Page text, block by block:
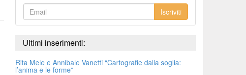
Iscriviti
Ultimi inserimenti:
Rita Mele e Annibale Vanetti “Cartografie dalla soglia:
l’anima e le forme”